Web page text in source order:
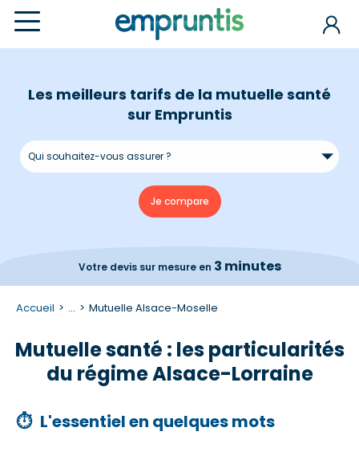
Les meilleurs tarifs de la mutuelle santé
sur Empruntis
Votre devissur mesure en 3 minutes
Accueil ... Mutuelle Alsace-Moselle
Mutuelle santé : les particularités
du régime Alsace-Lorraine
⏱ L'essentiel en quelques mots